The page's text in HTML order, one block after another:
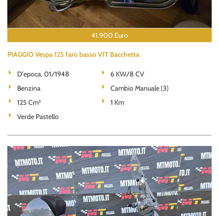
41.900 Euro
PIAGGIO Vespa 125 faro basso V1T Bacchetta
D'epoca, 01/1948
6 KW/8 CV
Benzina
Cambio Manuale (3)
125 Cm³
1 Km
Verde Pastello